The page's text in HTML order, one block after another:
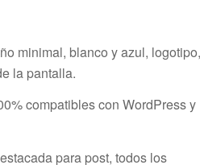
minimal, blanco y azul, logotipo,
la pantalla.
compatibles con WordPress y
para post, todos los